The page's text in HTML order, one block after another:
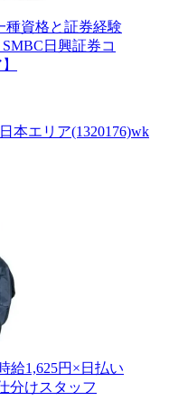
種資格と証券経験
日興証券コ
本エリア(1320176)wk
給1,625円×日払い
分けスタッフ